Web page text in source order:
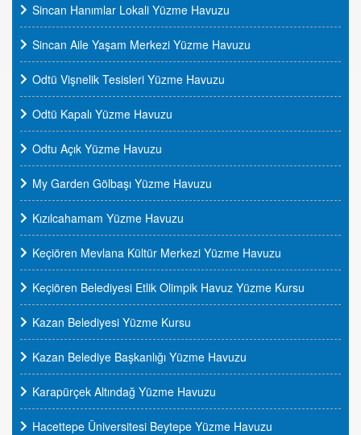
Sincan Hanımlar Lokali Yüzme Havuzu
Sincan Aile Yaşam Merkezi Yüzme Havuzu
Odtü Vişnelik Tesisleri Yüzme Havuzu
Odtü Kapalı Yüzme Havuzu
Odtu Açık Yüzme Havuzu
My Garden Gölbaşı Yüzme Havuzu
Kızılcahamam Yüzme Havuzu
Keçiören Mevlana Kültür Merkezi Yüzme Havuzu
Keçiören Belediyesi Etlik Olimpik Havuz Yüzme Kursu
Kazan Belediyesi Yüzme Kursu
Kazan Belediye Başkanlığı Yüzme Havuzu
Karapürçek Altındağ Yüzme Havuzu
Hacettepe Üniversitesi Beytepe Yüzme Havuzu